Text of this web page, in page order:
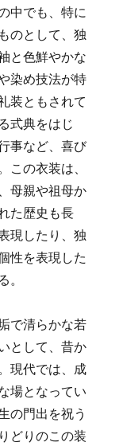
中でも、特に
のとして、独
と色鮮やかな
染め技法が特
装ともされて
式典をはじ
事など、喜び
この衣装は、
母親や祖母か
た歴史も長
現したり、独
性を表現した
。
で清らかな若
として、昔か
現代では、成
場となってい
の門出を祝う
どりのこの装